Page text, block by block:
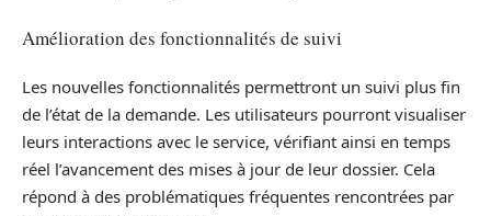
Amélioration des fonctionnalités de suivi
Les nouvelles fonctionnalités permettront un suivi plus fin
de l’état de la demande. Les utilisateurs pourront visualiser
leurs interactions avec le service, vérifiant ainsi en temps
réel l’avancement des mises à jour de leur dossier. Cela
répond à des problématiques fréquentes rencontrées par